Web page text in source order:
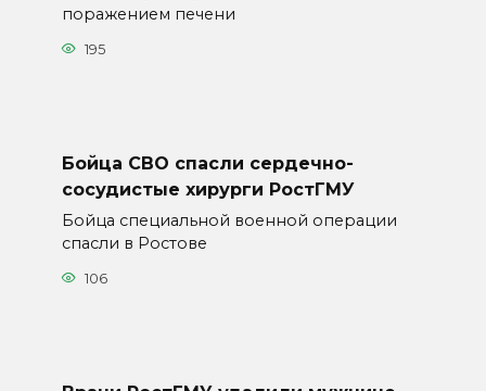
поражением печени
195
Бойца СВО спасли сердечно-
сосудистые хирурги РостГМУ
Бойца специальной военной операции
спасли в Ростове
106